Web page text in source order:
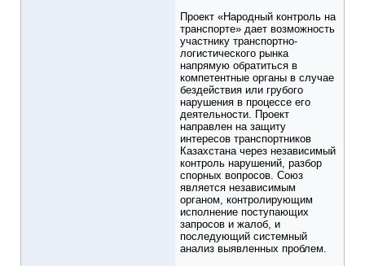
Проект «Народный контроль на
транспорте» дает возможность
участнику транспортно-
логистического рынка
напрямую обратиться в
компетентные органы в случае
бездействия или грубого
нарушения в процессе его
деятельности. Проект
направлен на защиту
интересов транспортников
Казахстана через независимый
контроль нарушений, разбор
спорных вопросов. Союз
является независимым
органом, контролирующим
исполнение поступающих
запросов и жалоб, и
последующий системный
анализ выявленных проблем.